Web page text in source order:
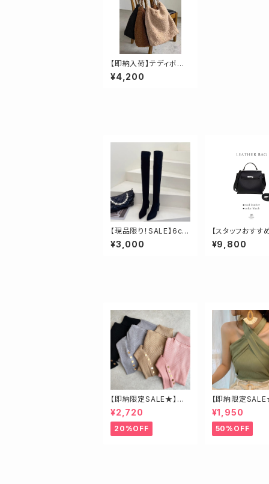
【即納入荷】テディボア
チェーンストラップバッ
グ
¥4,200
【現品限り！SALE】6cm
ヒールスエード調ニー
ハイロングブーツ 23.
¥3,000
【スタッフおすす
センターバッグル
¥9,800
【即納限定SALE★】ベ
ージュ・ゴールド釦ハイ
ネックニット
¥2,720
20%OFF
【即納限定
ロスベアトップス
¥1,950
50%OFF